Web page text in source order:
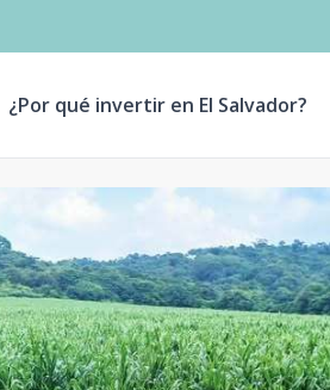
¿Por qué invertir en El Salvador?